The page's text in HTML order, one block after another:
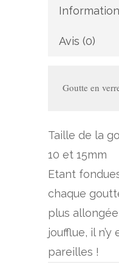
Avis (0)
Goutte en
Taille de la
10 et 15mm
Etant
chaque
plus
joufflue, il n’y
pareilles !